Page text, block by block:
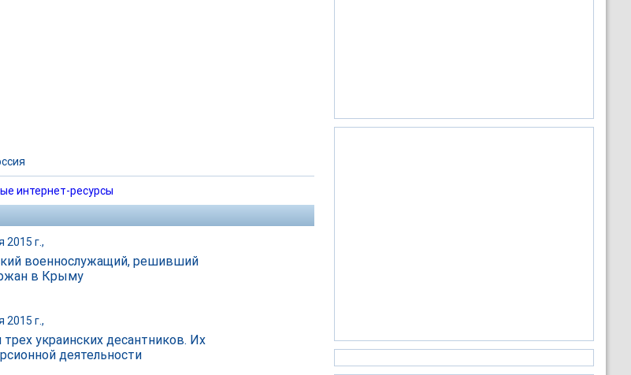
интернет-ресурсы
2015 г.,
военнослужащий, решивший
в Крыму
2015 г.,
украинских десантников. Их
деятельности